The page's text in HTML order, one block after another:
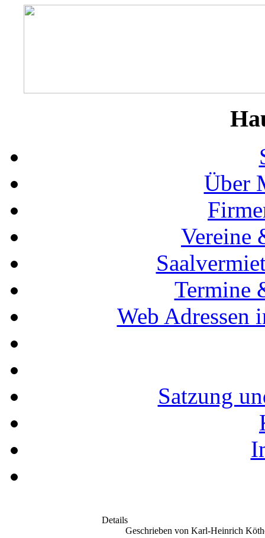
Über
Vereine
Termine
Web Adressen
Satzung
Details
Geschrieben von Karl-Heinrich